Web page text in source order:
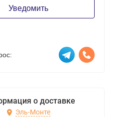
Уведомить
о доставке
Эль-Монте